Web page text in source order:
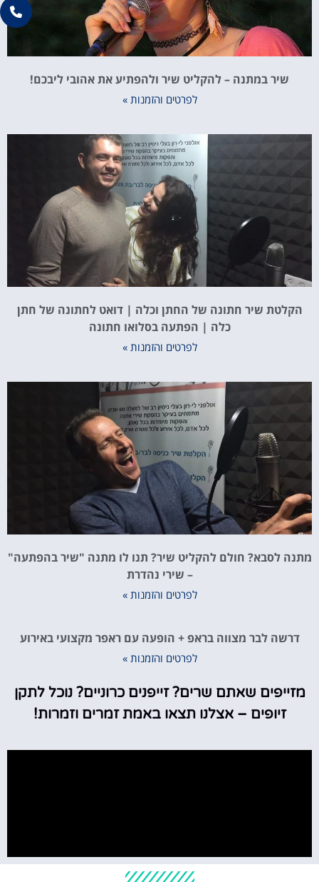
שיר במתנה – להקליט שיר ולהפתיע את אהובי ליבכם!
לפרטים והזמנות »
הקלטת שיר חתונה של החתן וכלה | דואט לחתונה של חתן
כלה | הפתעה בסלואו חתונה
לפרטים והזמנות »
מתנה לסבא? חולם להקליט שיר? תנו לו מתנה "שיר בהפתעה"
– שירי נהדרת
לפרטים והזמנות »
דרשה לבר מצווה בראפ + הופעה עם ראפר מקצועי באירוע
לפרטים והזמנות »
מזייפים שאתם שרים? זייפנים כרוניים? נוכל לתקן
זיופים – אצלנו תצאו באמת זמרים וזמרות!